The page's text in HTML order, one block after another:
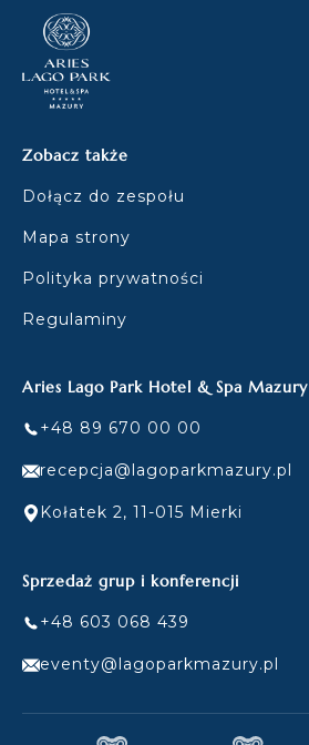
Zobacz także
Dołącz do zespołu
Mapa strony
Polityka prywatności
Regulaminy
Aries Lago Park Hotel & Spa Mazury
+48 89 670 00 00
recepcja@lagoparkmazury.pl
Kołatek 2, 11-015 Mierki
Sprzedaż grup i konferencji
+48 603 068 439
eventy@lagoparkmazury.pl